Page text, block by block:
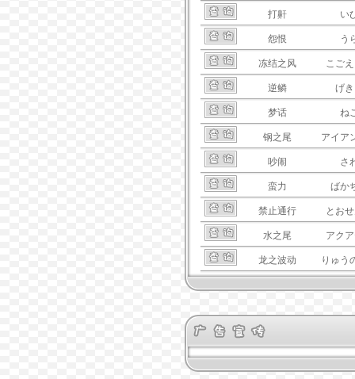
打鼾 い
怨恨 う
冻结之风 こご
逆鳞 げ
梦话 ね
钢之尾 アイア
吵闹 さ
蛮力 ばか
禁止通行 とお
水之尾 アク
龙之波动 りゅう